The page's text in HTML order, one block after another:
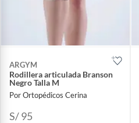
ARGYM
Rodillera articulada Branson
Negro Talla M
Por Ortopédicos Cerina
S/ 95